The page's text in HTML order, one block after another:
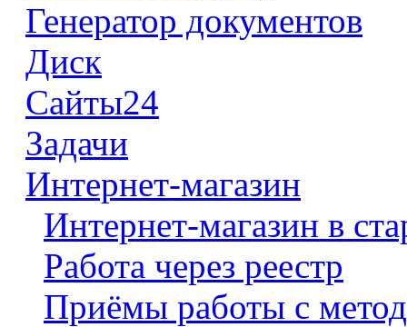
Генератор документов
Диск
Сайты24
Задачи
Интернет-магазин
Интернет-магазин в
Работа через реестр
Приёмы работы с